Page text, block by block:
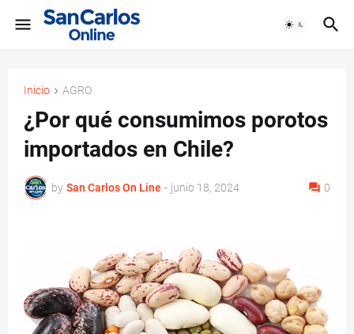
Inicio AGRO
¿Por qué consumimos porotos
importados en Chile?
by San Carlos On Line - junio 18, 2024 0